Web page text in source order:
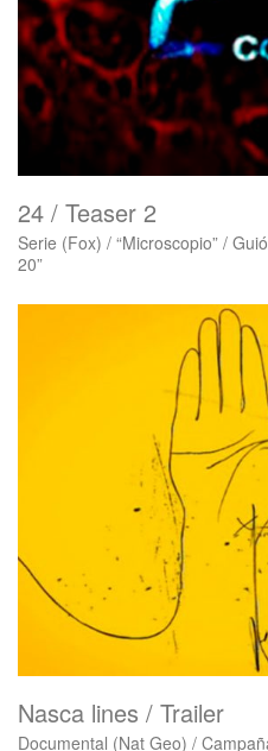
24 / Teaser 2
Serie (Fox) / “Microscopio” /
20”
Nasca lines / Trailer
Documental (Nat Geo) /